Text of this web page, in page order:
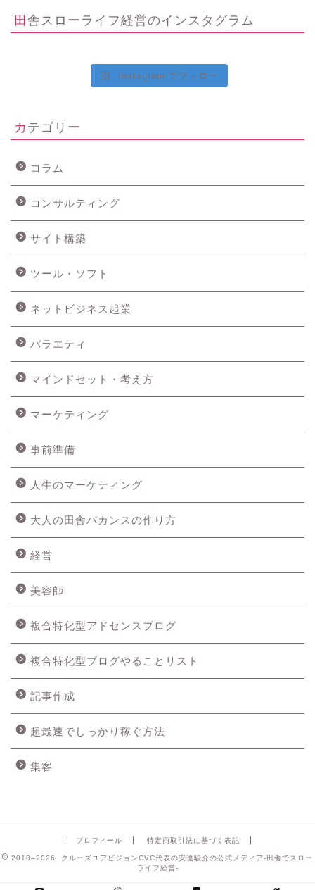
田舎スローライフ経営のインスタグラム
Instagram でフォロー
カテゴリー
コラム
コンサルティング
サイト構築
ツール・ソフト
ネットビジネス起業
バラエティ
マインドセット・考え方
マーケティング
事前準備
人生のマーケティング
大人の田舎バカンスの作り方
経営
美容師
複合特化型アドセンスブログ
複合特化型ブログやることリスト
記事作成
超最速でしっかり稼ぐ方法
集客
プロフィール 特定商取引法に基づく表記
2018–2026 クルーズユアビジョンCVC代表の安達駿介の公式メディア-田舎でスロー
ライフ経営-